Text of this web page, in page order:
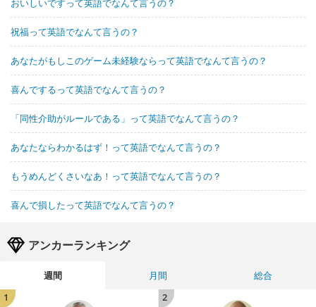
おいしいですって英語でなんて言うの？
祝福って英語でなんて言うの？
あなたがもしこのゲーム未経験ならって英語でなんて言うの？
喜んでするって英語でなんて言うの？
「同性介助がルールである」って英語でなんて言うの？
あなたならわかるはず！って英語でなんて言うの？
もうめんどくさいなあ！って英語でなんて言うの？
喜んで損したって英語でなんて言うの？
アンカーランキング
週間 月間
総合
1
2